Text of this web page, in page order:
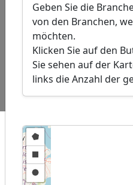
Beliebte
Adressen
Geben Sie die
von den Branchen,
möchten.
Klicken Sie auf den
Sie sehen auf der
links die Anzahl der